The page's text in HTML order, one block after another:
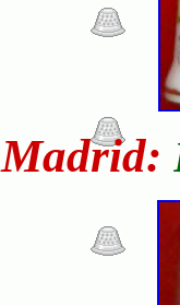
Madrid: